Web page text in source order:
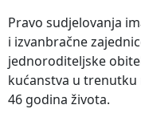
Pravo sudjelovanja
i izvanbračne
jednoroditeljske
kućanstva u trenutku
46 godina života.